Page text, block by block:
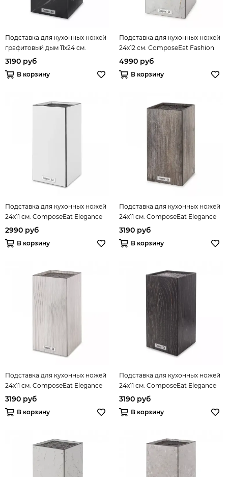
Подставка для кухонных ножей
графитовый дым 11х24 см.
ComposeEat Elegance арт.
3190 руб
В корзину
Подставка для кухонных ножей
24х12 см. ComposeEat Fashion
арт. PDN120435KL6
4990 руб
В корзину
Подставка для кухонных ножей
24х11 см. ComposeEat Elegance
арт. PDN111018OA4
2990 руб
В корзину
Подставка для кухонных ножей
24х11 см. ComposeEat Elegance
арт. PDN112057OA4
3190 руб
В корзину
Подставка для кухонных ножей
24х11 см. ComposeEat Elegance
арт. PDN112058OA4
3190 руб
В корзину
Подставка для кухонных ножей
24х11 см. ComposeEat Elegance
арт. PDN112079OA4
3190 руб
В корзину